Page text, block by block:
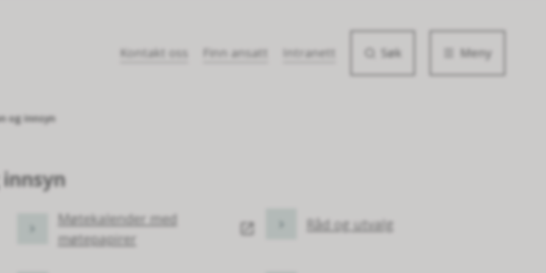
Kontakt oss Finn ansatt Intranett Søk Meny
og innsyn
Møtekalender med
møtepapirer
Råd og utvalg